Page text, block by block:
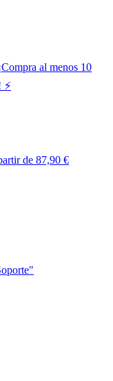
al menos 10
de 87,90 €